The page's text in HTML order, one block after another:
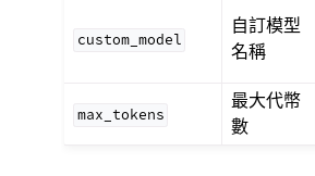
custom_model
自訂模型
名稱
max_tokens
最大代幣
數